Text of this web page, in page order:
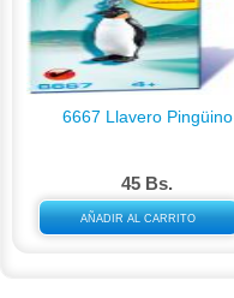
6667 Llavero Pingüino
45 Bs.
AÑADIR AL CARRITO